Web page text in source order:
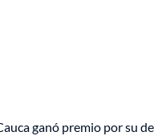
ganó premio por su